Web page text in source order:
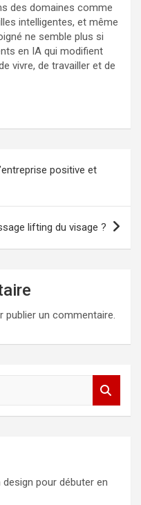
des domaines comme
intelligentes, et même
ne semble plus si
en IA qui modifient
vivre, de travailler et de
positive et
lifting du visage ?
publier un commentaire.
pour débuter en